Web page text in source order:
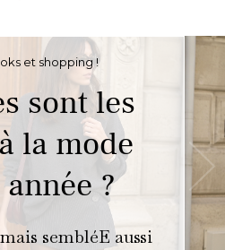
et shopping !
sont les
la mode
?
sembléE aussi